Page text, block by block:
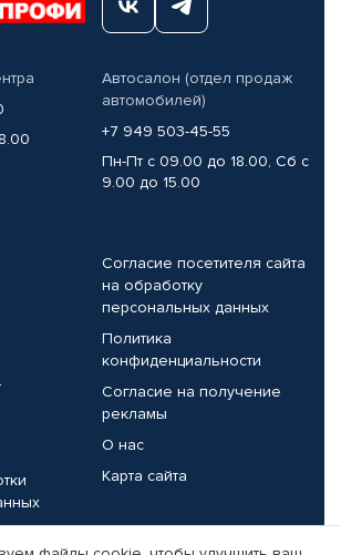
Автосалон (отдел продаж
автомобилей)
+7 949 503-45-55
Пн-Пт с 09.00 до 18.00, Сб с
9.00 до 15.00
Согласие посетителя сайта
на обработку
персональных данных
Политика
конфиденциальности
Согласие на получение
рекламы
О нас
Карта сайта